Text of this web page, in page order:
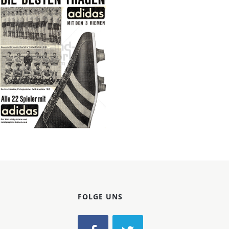
Konzerne
Epoche
adidas
adidas-Salomon AG
1963
Bild-ID: 70138
FOLGE UNS